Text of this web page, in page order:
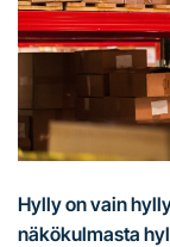
Hylly on vain
näkökulmasta